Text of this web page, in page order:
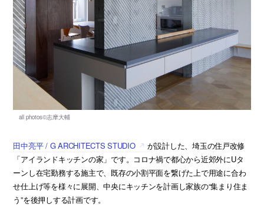
田中亮平 / G ARCHITECTS STUDIO
が設計した、埼玉の住戸改修
「アイランドキッチンの家」です。コロナ禍で都心から近郊外にUタ
ーンし在宅勤務する施主で、既存の小割平面を繋げた上で用途に合わ
せ仕上げ等を様々に展開、中央にキッチンを計画し家族の“集まり住ま
う”を後押しする計画です。